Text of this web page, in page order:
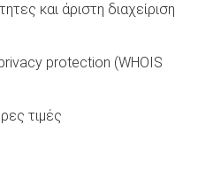
και άριστη διαχείριση
protection (WHOIS
τιμές